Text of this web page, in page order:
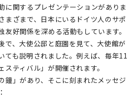
に関するプレゼンテーションがありま
まざまで、日本にいるドイツ人のサポ
友好関係を深める活動もしています。
で、大使公邸と庭園を見て、大使館が
ても説明されました。例えば、毎年11
ティバル」が開催されます。
鐘」があり、そこに刻まれたメッセジ